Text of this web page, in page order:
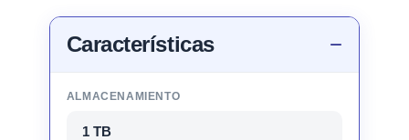
Características
ALMACENAMIENTO
1 TB